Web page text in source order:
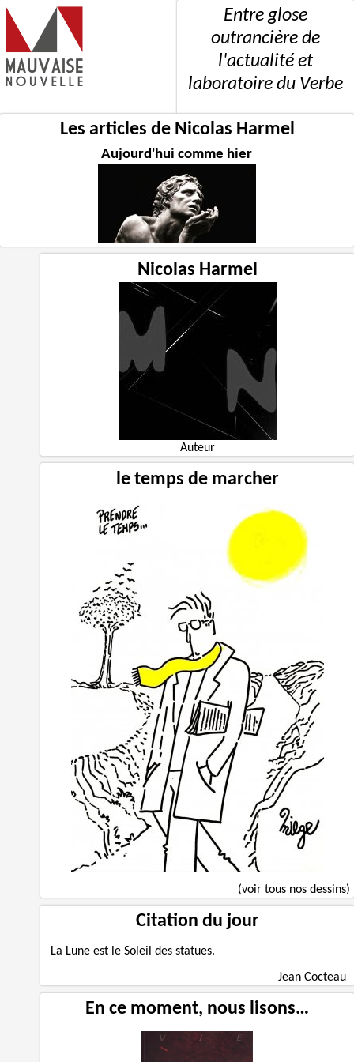
Entre glose
outrancière de
l'actualité et
laboratoire du Verbe
Les articles de Nicolas Harmel
Aujourd'hui comme hier
Nicolas Harmel
Auteur
le temps de marcher
(voir tous nos dessins)
Citation du jour
La Lune est le Soleil des statues.
Jean Cocteau
En ce moment, nous lisons…